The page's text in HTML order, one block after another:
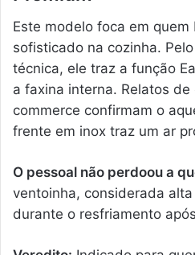
Este modelo foca em quem
sofisticado na cozinha.
técnica, ele traz a função
a faxina interna. Relatos
commerce confirmam o
frente em inox traz um ar
O pessoal não perdoou a
ventoinha, considerada
durante o resfriamento